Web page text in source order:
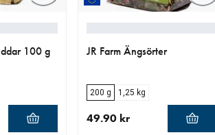
100 g JR Farm Ängsörter
200 g 1,25 kg
49.90 kr